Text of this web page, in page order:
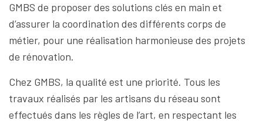
GMBS de proposer des solutions clés en main et
d’assurer la coordination des différents corps de
métier, pour une réalisation harmonieuse des projets
de rénovation.
Chez GMBS, la qualité est une priorité. Tous les
travaux réalisés par les artisans du réseau sont
effectués dans les règles de l’art, en respectant les